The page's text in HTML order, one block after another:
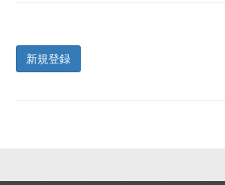
新規登録